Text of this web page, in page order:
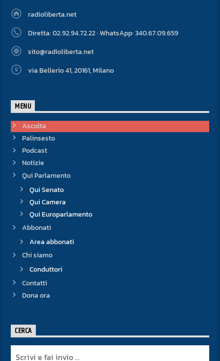
radioliberta.net
Diretta: 02.92.94.72.22 · WhatsApp: 340.67.09.659
sito@radioliberta.net
via Bellerio 41, 20161, Milano
MENU
Ascolta
Palinsesto
Podcast
Notizie
Qui Parlamento
Qui Senato
Qui Camera
Qui Europarlamento
Abbonati
Area abbonati
Chi siamo
Conduttori
Contatti
Dona ora
CERCA